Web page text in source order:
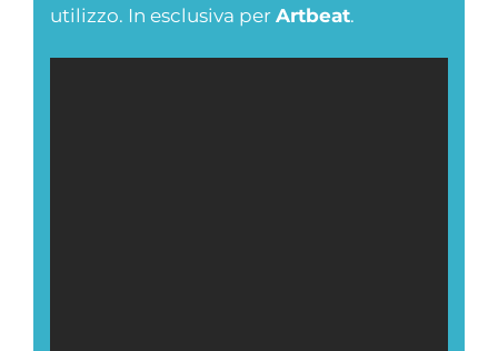
utilizzo. In esclusiva per Artbeat.